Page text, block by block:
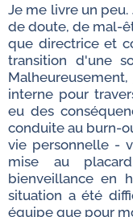
Je me livre un
de doute, de mal-
que directrice et
transition d'une
interne pour
eu des
conduite au burn-
vie personnelle -
mise au
bienveillance en
situation a été
équipe que pour